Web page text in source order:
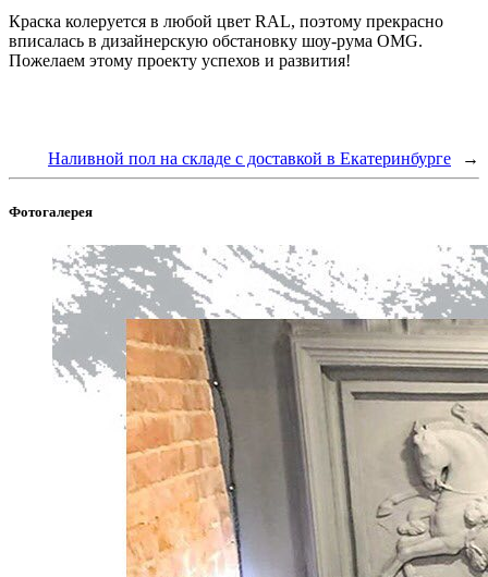
Краска колеруется в любой цвет RAL, поэтому прекрасно
вписалась в дизайнерскую обстановку шоу-рума OMG.
Пожелаем этому проекту успехов и развития!
Наливной пол на складе с доставкой в Екатеринбурге →
Фотогалерея